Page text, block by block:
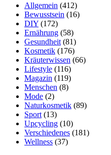
Allgemein (412)
Bewusstsein (16)
DIY (172)
Ernährung (58)
Gesundheit (81)
Kosmetik (176)
Kräuterwissen (66)
Lifestyle (116)
Magazin (119)
Menschen (8)
Mode (2)
Naturkosmetik (89)
Sport (13)
Upcycling (10)
Verschiedenes (181)
Wellness (37)